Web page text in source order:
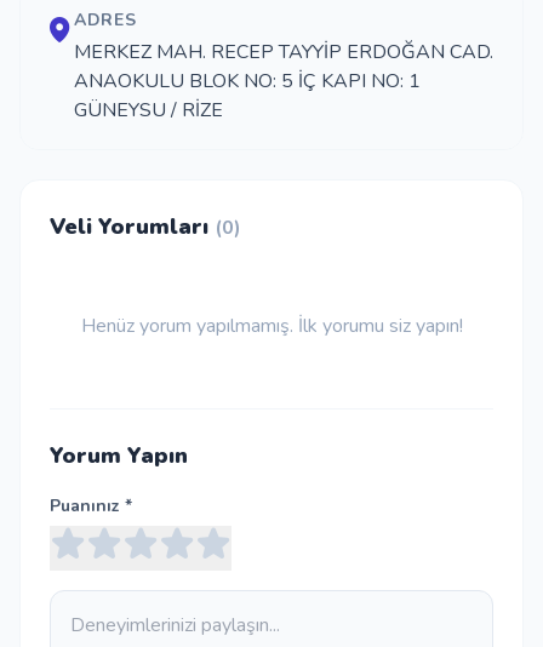
Kayıt Ol
ADRES
MERKEZ MAH. RECEP TAYYİP ERDOĞAN CAD.
ANAOKULU BLOK NO: 5 İÇ KAPI NO: 1
GÜNEYSU / RİZE
Veli Yorumları (0)
Henüz yorum yapılmamış. İlk yorumu siz yapın!
Yorum Yapın
Puanınız *